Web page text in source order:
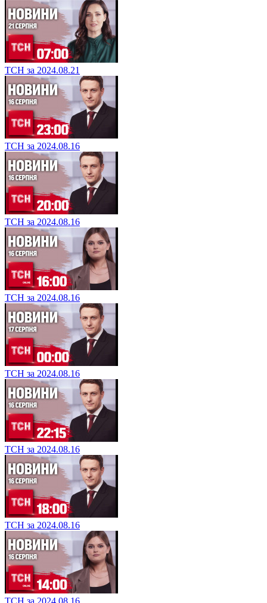
ТСН за 2024.08.21
ТСН за 2024.08.16
ТСН за 2024.08.16
ТСН за 2024.08.16
ТСН за 2024.08.16
ТСН за 2024.08.16
ТСН за 2024.08.16
ТСН за 2024.08.16